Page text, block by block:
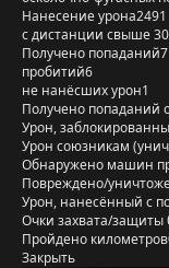
Нанесение урона2491
с дистанции свыше
Получено попаданий7
пробитий6
не нанёсших урон1
Получено попаданий
Урон,
Урон союзникам
Обнаружено машин
Повреждено/
Урон, нанесённый с
Очки захвата/защиты
Пройдено километров
Закрыть